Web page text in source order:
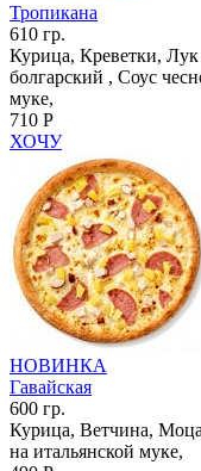
Тропикана
610 гр.
Курица, Креветки,
болгарский , Соус
муке,
710 Р
ХОЧУ
НОВИНКА
Гавайская
600 гр.
Курица, Ветчина,
на итальянской муке,